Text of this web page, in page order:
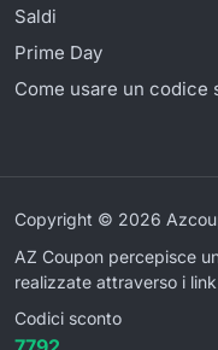
Saldi
Prime Day
Come usare un codice
Copyright © 2026
AZ Coupon percepisce
realizzate attraverso i
Codici sconto